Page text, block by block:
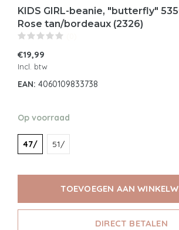
KIDS GIRL-beanie, "butterfly"
Rose tan/bordeaux (2326)
€19,99
Incl. btw
EAN: 4060109833738
Op voorraad
47/ 51/
TOEVOEGEN AAN
DIRECT BETALEN